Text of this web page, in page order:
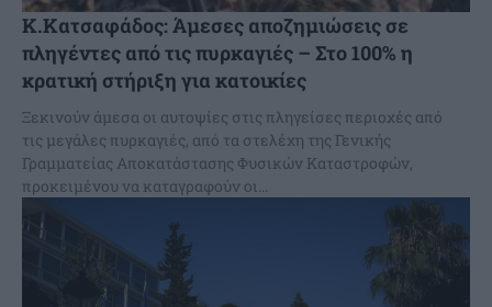
Κ.Κατσαφάδος: Άμεσες αποζημιώσεις σε
πληγέντες από τις πυρκαγιές – Στο 100% η
κρατική στήριξη για κατοικίες
Ξεκινούν άμεσα οι αυτοψίες στις πληγείσες περιοχές από
τις μεγάλες πυρκαγιές, από τα στελέχη της Γενικής
Γραμματείας Αποκατάστασης Φυσικών Καταστροφών,
προκειμένου να καταγραφούν οι...